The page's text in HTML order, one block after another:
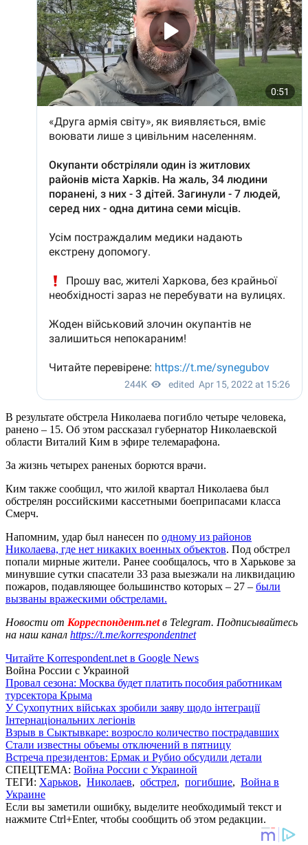
В результате обстрела Николаева погибло четыре человека,
ранено – 15. Об этом рассказал губернатор Николаевской
области Виталий Ким в эфире телемарафона.
За жизнь четырех раненых борются врачи.
Ким также сообщил, что жилой квартал Николаева был
обстрелян российскими кассетными боеприпасами класса
Смерч.
Напомним, удар был нанесен по одному из районов
Николаева, где нет никаких военных объектов. Под обстрел
попали мирные жители. Ранее сообщалось, что в Харькове за
минувшие сутки спасатели 33 раза выезжали на ликвидацию
пожаров, подавляющее большинство которых – 27 – были
вызваны вражескими обстрелами.
Новости от Корреспондент.netв Telegram. Подписывайтесь
на наш канал https://t.me/korrespondentnet
Читайте Korrespondent.net в Google News
Война России с Украиной
Провал сезона: Москва будет платить пособия работникам
турсектора Крыма
У Сухопутних військах зробили заяву щодо інтеграції
Інтернаціональних легіонів
Взрыв в Сыктывкаре: возросло количество пострадавших
Стали известны объемы отключений в пятницу
Встреча президентов: Ермак и Рубио обсудили детали
СПЕЦТЕМА: Война России с Украиной
ТЕГИ: Харьков, Николаев, обстрел, погибшие, Война в
Украине
Если вы заметили ошибку, выделите необходимый текст и
нажмите Ctrl+Enter, чтобы сообщить об этом редакции.